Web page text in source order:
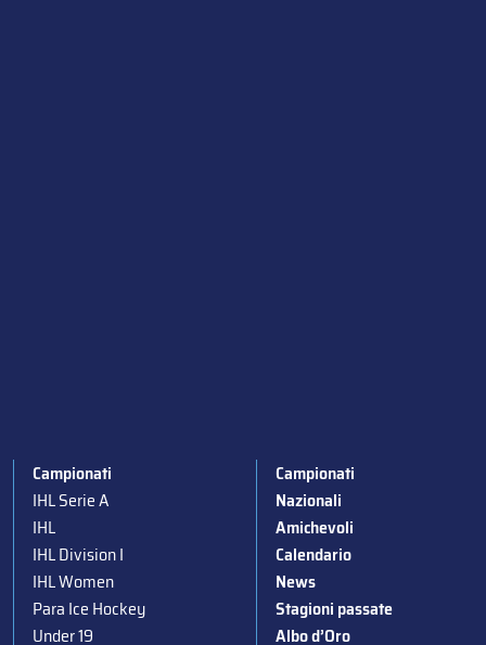
Campionati
IHL Serie A
IHL
IHL Division I
IHL Women
Para Ice Hockey
Under 19
Campionati
Nazionali
Amichevoli
Calendario
News
Stagioni passate
Albo d’Oro